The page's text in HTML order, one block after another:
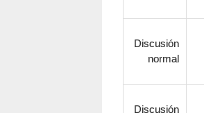
Discusión
normal
Discusión